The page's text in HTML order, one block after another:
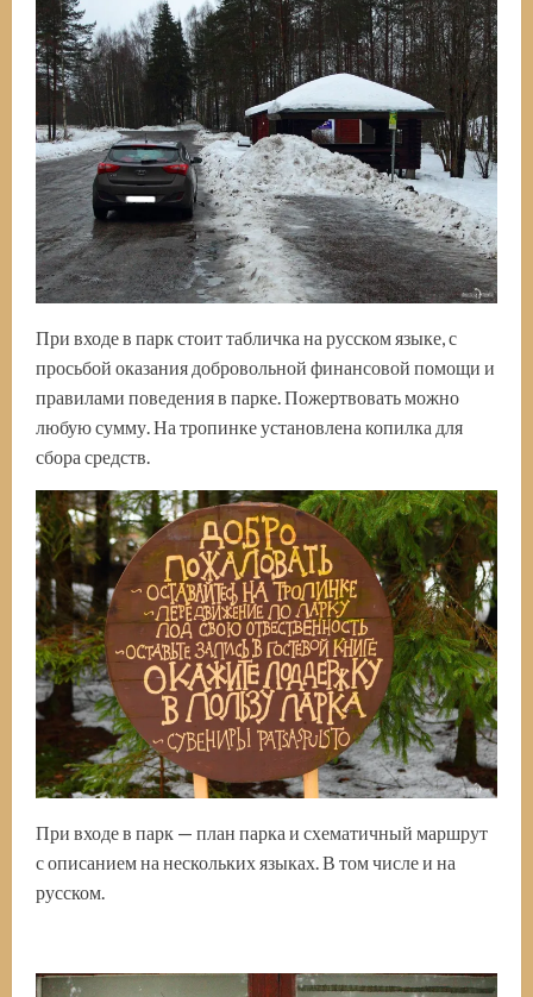
При входе в парк стоит табличка на русском языке, с
просьбой оказания добровольной финансовой помощи и
правилами поведения в парке. Пожертвовать можно
любую сумму. На тропинке установлена копилка для
сбора средств.
При входе в парк — план парка и схематичный маршрут
с описанием на нескольких языках. В том числе и на
русском.